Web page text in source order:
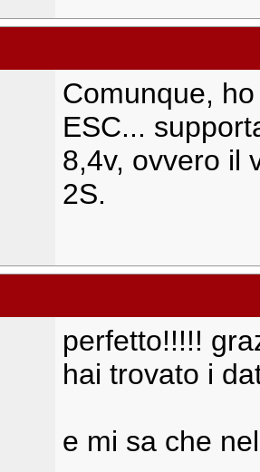
Comunque,
ESC...
8,4v, ovvero il
2S.
perfetto!!!!!
hai trovato i
e mi sa che